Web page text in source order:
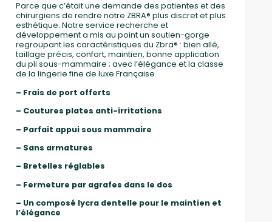
Parce que c’était une demande des patientes et des
chirurgiens de rendre notre ZBRA® plus discret et plus
esthétique. Notre service recherche et
développement a mis au point un soutien-gorge
regroupant les caractéristiques du Zbra® : bien allé,
taillage précis, confort, maintien, bonne application
du pli sous-mammaire ; avec l’élégance et la classe
de la lingerie fine de luxe Française.
– Frais de port offerts
– Coutures plates anti-irritations
– Parfait appui sous mammaire
– Sans armatures
– Bretelles réglables
– Fermeture par agrafes dans le dos
– Un composé lycra dentelle pour le maintien et
l’élégance